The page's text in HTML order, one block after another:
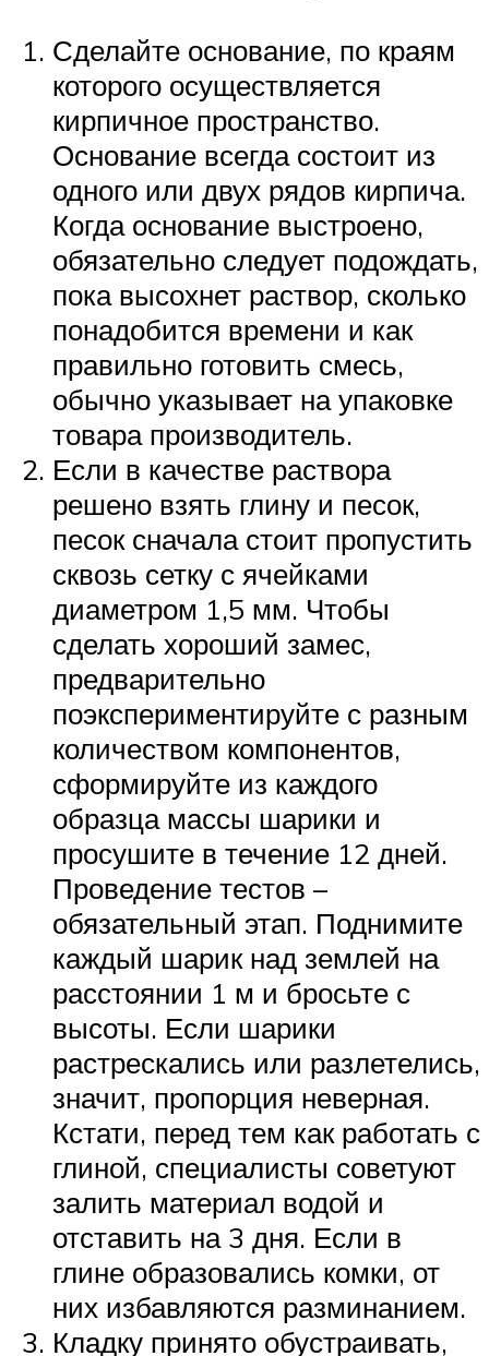
Сделайте основание, по краям
которого осуществляется
кирпичное пространство.
Основание всегда состоит из
одного или двух рядов кирпича.
Когда основание выстроено,
обязательно следует подождать,
пока высохнет раствор, сколько
понадобится времени и как
правильно готовить смесь,
обычно указывает на упаковке
товара производитель.
Если в качестве раствора
решено взять глину и песок,
песок сначала стоит пропустить
сквозь сетку с ячейками
диаметром 1,5 мм. Чтобы
сделать хороший замес,
предварительно
поэкспериментируйте с разным
количеством компонентов,
сформируйте из каждого
образца массы шарики и
просушите в течение 12 дней.
Проведение тестов –
обязательный этап. Поднимите
каждый шарик над землей на
расстоянии 1 м и бросьте с
высоты. Если шарики
растрескались или разлетелись,
значит, пропорция неверная.
Кстати, перед тем как работать с
глиной, специалисты советуют
залить материал водой и
отставить на 3 дня. Если в
глине образовались комки, от
них избавляются разминанием.
Кладку принято обустраивать,